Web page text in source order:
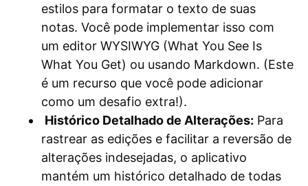
estilos para formatar o texto de suas
notas. Você pode implementar isso com
um editor WYSIWYG (What You See Is
What You Get) ou usando Markdown. (Este
é um recurso que você pode adicionar
como um desafio extra!).
Histórico Detalhado de Alterações: Para
rastrear as edições e facilitar a reversão de
alterações indesejadas, o aplicativo
mantém um histórico detalhado de todas